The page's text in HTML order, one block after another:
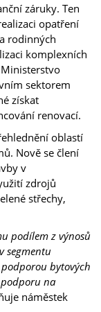
záruky. Ten
opatření
rodinných
komplexních
sektorem
získat
renovací.
oblastí
Nově se člení
v
zdrojů
střechy,
podílem z výnosů
segmentu
bytových
na
náměstek